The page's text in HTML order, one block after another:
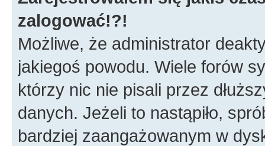
zalogować!?!
Możliwe, że administrator
jakiegoś powodu. Wiele forów
którzy nic nie pisali przez
danych. Jeżeli to nastąpiło,
bardziej zaangażowanym w